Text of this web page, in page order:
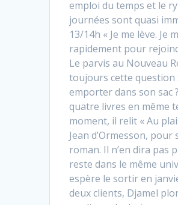
emploi du temps et le
journées sont quasi
13/14h « Je me lève. Je
rapidement pour
Le parvis au Nouveau
toujours cette question
emporter dans son sac
quatre livres en même
moment, il relit « Au
Jean d’Ormesson,
roman. Il n’en dira pas
reste dans le même
espère le sortir en
deux clients, Djamel